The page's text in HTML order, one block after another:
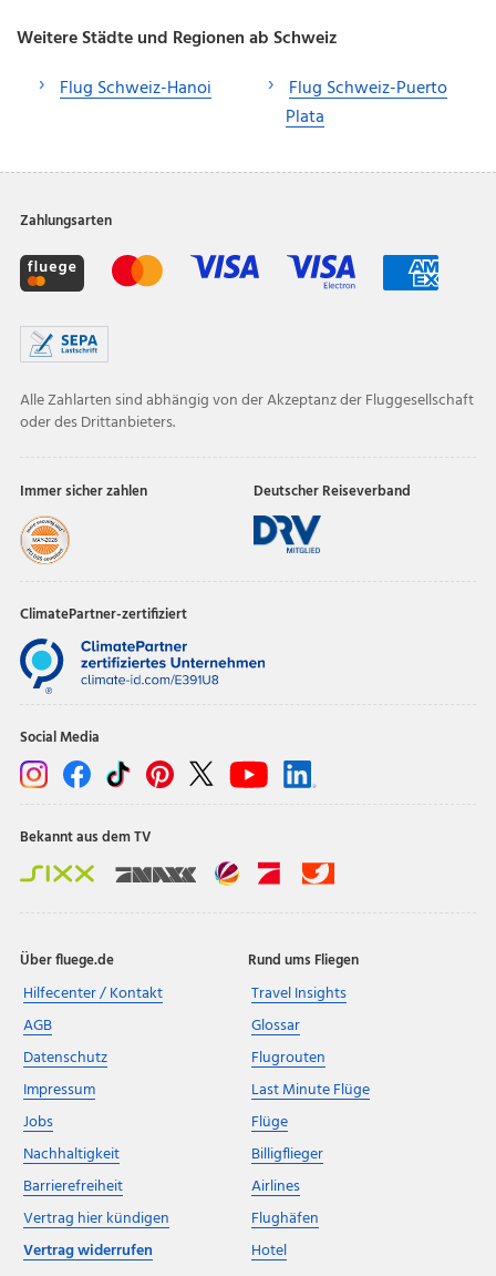
Weitere Städte und Regionen ab Schweiz
Flug Schweiz-Hanoi
Flug Schweiz-Puerto
Plata